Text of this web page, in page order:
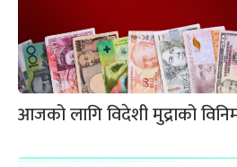
आजको लागि विदेशी मुद्राको